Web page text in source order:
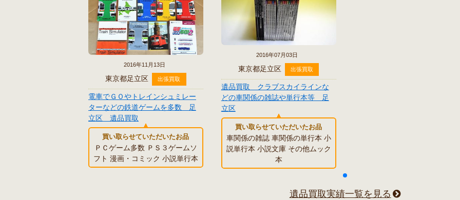
2016年11月13日
東京都足立区 出張買取
電車でＧＯやトレインシュミレー
ターなどの鉄道ゲームを多数 足
立区 遺品買取
買い取らせていただいたお品
ＰＣゲーム多数 ＰＳ３ゲームソ
フト 漫画・コミック 小説単行本
2016年07月03日
東京都足立区 出張買取
遺品買取 クラブスカイラインな
どの車関係の雑誌や単行本等 足
立区
買い取らせていただいたお品
車関係の雑誌 車関係の単行本 小
説単行本 小説文庫 その他ムック
本
遺品買取実績一覧を見る